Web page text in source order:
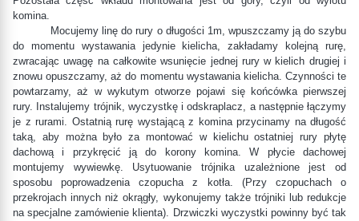
komina.
Mocujemy linę do rury o długości 1m, wpuszczamy ją do szybu
do momentu wystawania jedynie kielicha, zakładamy kolejną rurę,
zwracając uwagę na całkowite wsunięcie jednej rury w kielich drugiej i
znowu opuszczamy, aż do momentu wystawania kielicha. Czynności te
powtarzamy, aż w wykutym otworze pojawi się końcówka pierwszej
rury. Instalujemy trójnik, wyczystkę i odskraplacz, a następnie łączymy
je z rurami. Ostatnią rurę wystającą z komina przycinamy na długość
taką, aby można było za montować w kielichu ostatniej rury płytę
dachową i przykręcić ją do korony komina. W płycie dachowej
montujemy wywiewkę. Usytuowanie trójnika uzależnione jest od
sposobu poprowadzenia czopucha z kotła. (Przy czopuchach o
przekrojach innych niż okrągły, wykonujemy także trójniki lub redukcje
na specjalne zamówienie klienta). Drzwiczki wyczystki powinny być tak